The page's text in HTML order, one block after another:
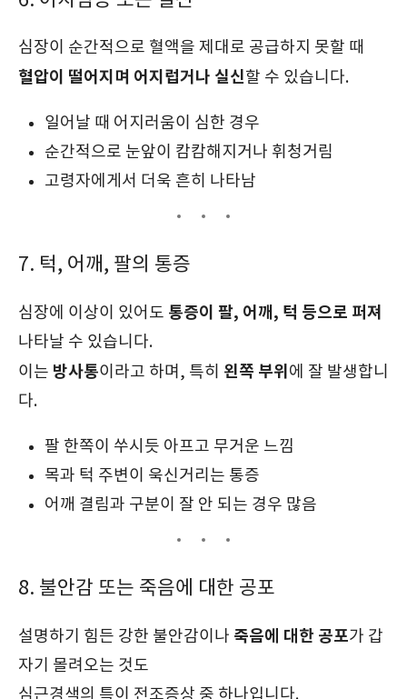
심장이 순간적으로 혈액을 제대로 공급하지 못할 때
혈압이 떨어지며 어지럽거나 실신할 수 있습니다.
일어날 때 어지러움이 심한 경우
순간적으로 눈앞이 캄캄해지거나 휘청거림
고령자에게서 더욱 흔히 나타남
7. 턱, 어깨, 팔의 통증
심장에 이상이 있어도 통증이 팔, 어깨, 턱 등으로 퍼져
나타날 수 있습니다.
이는 방사통이라고 하며, 특히 왼쪽 부위 에 잘 발생합니
다.
팔 한쪽이 쑤시듯 아프고 무거운 느낌
목과 턱 주변이 욱신거리는 통증
어깨 결림과 구분이 잘 안 되는 경우 많음
8. 불안감 또는 죽음에 대한 공포
설명하기 힘든 강한 불안감이나 죽음에 대한 공포가 갑
자기 몰려오는 것도
심근경색의 특이 전조증상 중 하나입니다.